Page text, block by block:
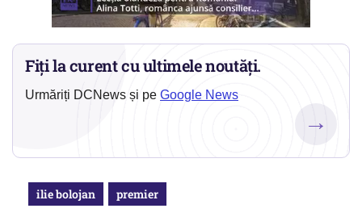
Fiți la curent cu ultimele noutăți.
Urmăriți DCNews și pe Google News
→
ilie bolojan premier